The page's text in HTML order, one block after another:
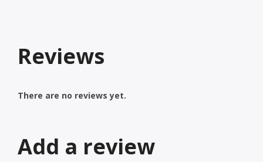
Reviews
There are no reviews yet.
Add a review